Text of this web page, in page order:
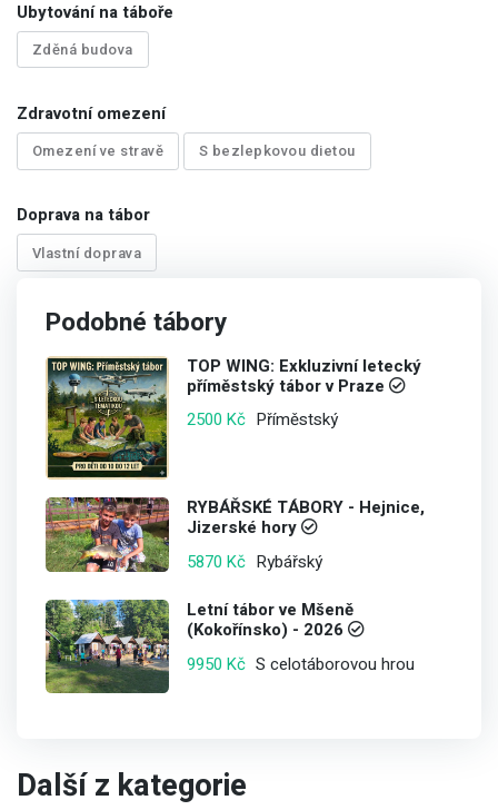
Podobné tábory
TOP WING: Exkluzivní letecký
příměstský tábor v Praze
2500 Kč Příměstský
RYBÁŘSKÉ TÁBORY - Hejnice,
Jizerské hory
5870 Kč Rybářský
Letní tábor ve Mšeně
(Kokořínsko) - 2026
9950 Kč S celotáborovou hrou
Ubytování na táboře
Zděná budova
Zdravotní omezení
Omezení ve stravě S bezlepkovou dietou
Doprava na tábor
Vlastní doprava
Další z kategorie